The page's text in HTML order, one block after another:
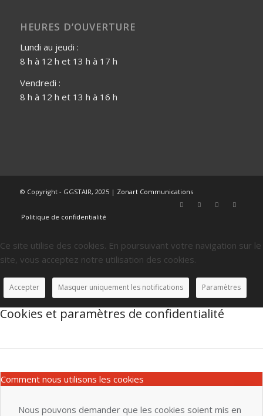
HEURES D’OUVERTURE
Lundi au jeudi :
8 h à 12 h et 13 h à 17 h
Vendredi :
8 h à 12 h et 13 h à 16 h
© Copyright - GGSTAIR, 2025 | Zonart Communications
Politique de confidentialité
Ce site utilise des cookies. En poursuivant votre navigation sur le
site, vous acceptez notre utilisation des cookies.
Accepter Masquer uniquement les notifications Paramètres
Cookies et paramètres de confidentialité
Comment nous utilisons les cookies
Nous pouvons demander que les cookies soient mis en